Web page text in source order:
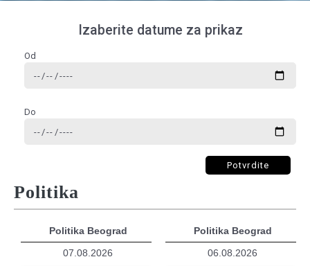
Izaberite datume za prikaz
Od
Do
Potvrdite
Politika
Politika Beograd
07.08.2026
Politika Beograd
06.08.2026